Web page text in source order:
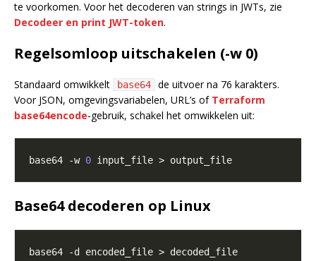
te voorkomen. Voor het decoderen van strings in JWTs, zie
Decodeer en print JWT-token.
Regelsomloop uitschakelen (-w 0)
Standaard omwikkelt base64
de uitvoer na 76 karakters.
Voor JSON, omgevingsvariabelen, URL’s of Terraform
base64encode-gebruik, schakel het omwikkelen uit:
base64 -w 0
Base64 decoderen op Linux